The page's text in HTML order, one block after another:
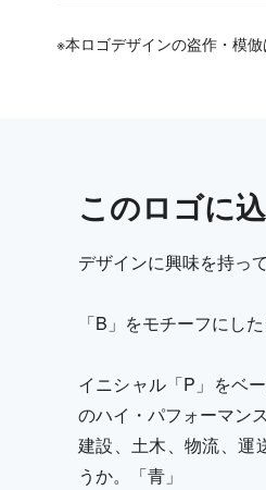
※本ロゴデザインの盗作・模
このロゴに
デザインに興味を持っ
「B」をモチーフにし
イニシャル「P」をベ
のハイ・パフォーマン
建設、土木、物流、運
うか。「青」